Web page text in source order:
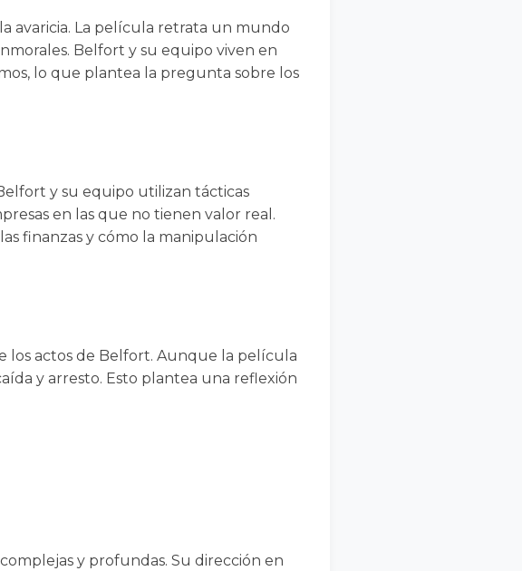
avaricia. La película retrata un mundo
Belfort y su equipo viven en
lo que plantea la pregunta sobre los
y su equipo utilizan tácticas
en las que no tienen valor real.
finanzas y cómo la manipulación
los actos de Belfort. Aunque la película
y arresto. Esto plantea una reflexión
y profundas. Su dirección en